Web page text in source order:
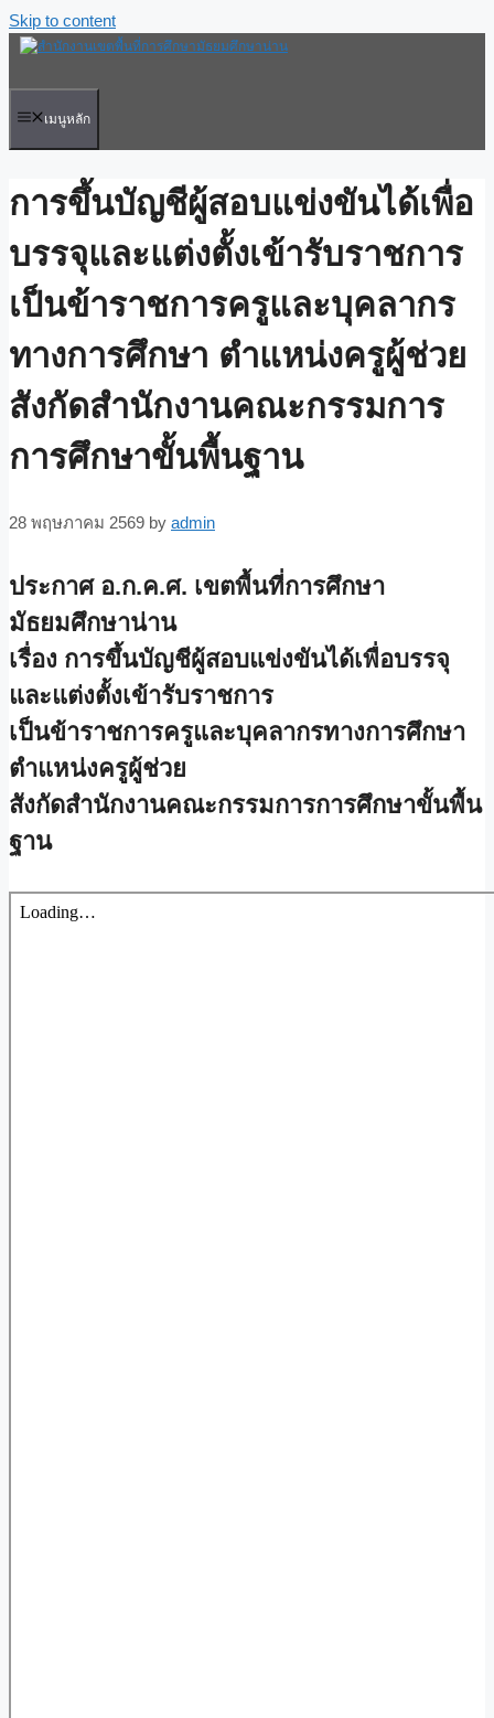
Skip to content
เมนูหลัก
การขึ้นบัญชีผู้สอบแข่งขันได้เพื่อ
บรรจุและแต่งตั้งเข้ารับราชการ
เป็นข้าราชการครูและบุคลากร
ทางการศึกษา ตำแหน่งครูผู้ช่วย
สังกัดสำนักงานคณะกรรมการ
การศึกษาขั้นพื้นฐาน
28 พฤษภาคม 2569 by admin
ประกาศ อ.ก.ค.ศ. เขตพื้นที่การศึกษา
มัธยมศึกษาน่าน
เรื่อง การขึ้นบัญชีผู้สอบแข่งขันได้เพื่อบรรจุ
และแต่งตั้งเข้ารับราชการ
เป็นข้าราชการครูและบุคลากรทางการศึกษา
ตำแหน่งครูผู้ช่วย
สังกัดสำนักงานคณะกรรมการการศึกษาขั้นพื้น
ฐาน